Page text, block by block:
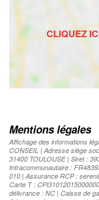
Mentions légales
Affichage des informations
CONSEIL | Adresse siège
31400 TOULOUSE | Siret :
Intracommunautaire :
010 | Assurance RCP :
Carte T :
délivrance : NC | Caisse de